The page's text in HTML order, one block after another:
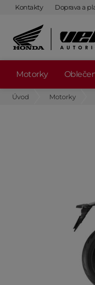
Kontakty Doprava a
Motorky
Úvod Motorky